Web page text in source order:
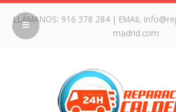
LLÁMANOS: 916 378 284| EMAIL
madrid.com